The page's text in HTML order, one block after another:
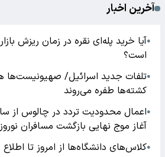
آخرین اخبار
●آیا خرید پله‌ای نقره در زمان ریزش
است؟
●تلفات جدید اسرائیل/ صهیونیست‌ها
کشته‌ها طفره می‌روند
●
آغاز موج نهایی بازگشت مسافران
●کلاس‌های دانشگاه‌ها از امروز تا